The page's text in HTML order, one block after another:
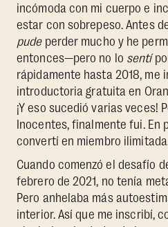
incómoda con mi cuerpo e
estar con sobrepeso. Antes
pudeperder mucho y he
entonces—pero no lo sentí
rápidamente hasta 2018, me
introductoria gratuita en
¡Y eso sucedió varias veces!
Inocentes, finalmente fui. En
convertí en miembro
Cuando comenzó el desafío
febrero de 2021, no tenía
Pero anhelaba más
interior. Así que me inscribí,